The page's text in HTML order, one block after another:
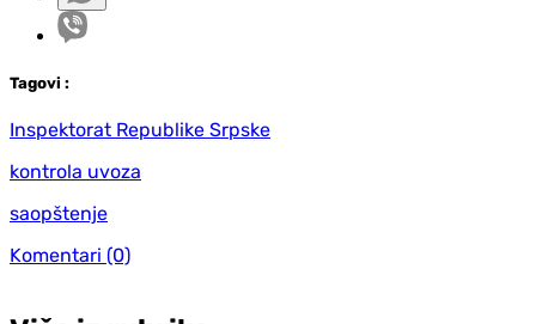
Tagovi :
Inspektorat Republike Srpske
kontrola uvoza
saopštenje
Komentari (0)